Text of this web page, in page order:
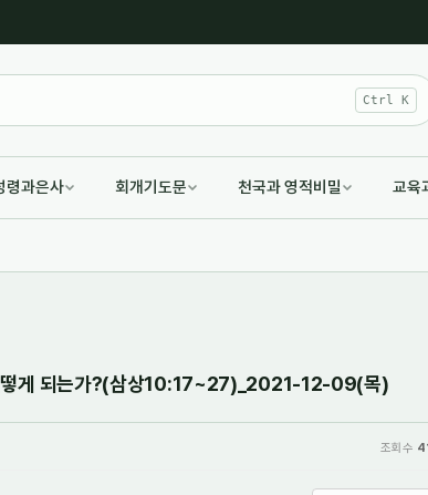
Ctrl K
령과은사 회개기도문 천국과 영적비밀 교육
떻게 되는가?(삼상10:17~27)_2021-12-09(목)
조회 수